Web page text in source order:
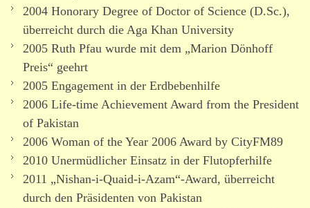
2004 Honorary Degree of Doctor of Science (D.Sc.),
über­reicht durch die Aga Khan University
2005 Ruth Pfau wurde mit dem „Marion Dönhoff
Preis“ geehrt
2005 Engagement in der Erdbebenhilfe
2006 Life-time Achievement Award from the President
of Pakistan
2006 Woman of the Year 2006 Award by CityFM89
2010 Unermüdlicher Einsatz in der Flutopferhilfe
2011 „Nishan-i-Quaid-i-Azam“-Award, über­reicht
durch den Präsidenten von Pakistan